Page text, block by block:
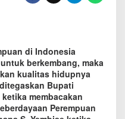
di Indonesia
berkembang, maka
kualitas hidupnya
Bupati
membacakan
Perempuan